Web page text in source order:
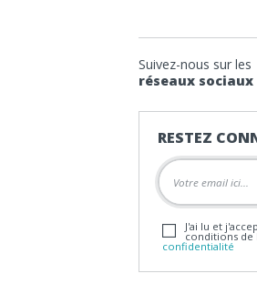
Suivez-nous sur les
réseaux sociaux
RESTEZ
J'ai lu et
conditions de
confidentialité